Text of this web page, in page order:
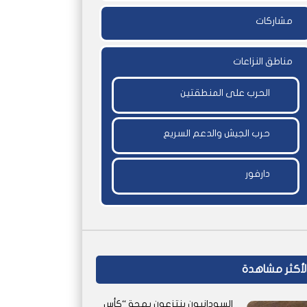
مشاركات
مناطق النزاعات
الحرب على المنطقتين
حرب الجيش والدعم السريع
دارفور
مشاهدة
السودانيون ينتزعون بهجة “كأس